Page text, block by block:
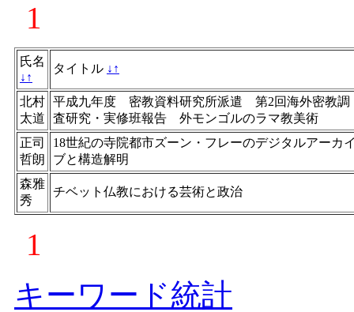
1
氏名
↓ ↑
タイトル ↓ ↑
北村
太道
平成九年度 密教資料研究所派遣 第2回海外密教調
査研究・実修班報告 外モンゴルのラマ教美術
正司
哲朗
18世紀の寺院都市ズーン・フレーのデジタルアーカ
ブと構造解明
森雅
秀
チベット仏教における芸術と政治
1
キーワード統計